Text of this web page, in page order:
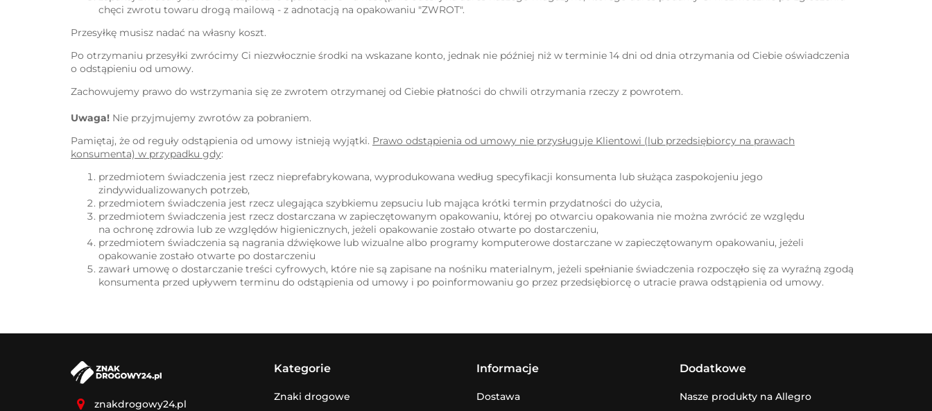
chęci zwrotu towaru drogą mailową - z adnotacją na opakowaniu "ZWROT".
Przesyłkę musisz nadać na własny koszt.
Po otrzymaniu przesyłki zwrócimy Ci niezwłocznie środki na wskazane konto, jednak nie później niż w terminie 14 dni od dnia otrzymania od Ciebie oświadczenia
o odstąpieniu od umowy.
Zachowujemy prawo do wstrzymania się ze zwrotem otrzymanej od Ciebie płatności do chwili otrzymania rzeczy z powrotem.
Uwaga! Nie przyjmujemy zwrotów za pobraniem.
Pamiętaj, że od reguły odstąpienia od umowy istnieją wyjątki. Prawo odstąpienia od umowy nie przysługuje Klientowi (lub przedsiębiorcy na prawach
konsumenta) w przypadku gdy:
przedmiotem świadczenia jest rzecz nieprefabrykowana, wyprodukowana według specyfikacji konsumenta lub służąca zaspokojeniu jego
zindywidualizowanych potrzeb,
przedmiotem świadczenia jest rzecz ulegająca szybkiemu zepsuciu lub mająca krótki termin przydatności do użycia,
przedmiotem świadczenia jest rzecz dostarczana w zapieczętowanym opakowaniu, której po otwarciu opakowania nie można zwrócić ze względu
na ochronę zdrowia lub ze względów higienicznych, jeżeli opakowanie zostało otwarte po dostarczeniu,
przedmiotem świadczenia są nagrania dźwiękowe lub wizualne albo programy komputerowe dostarczane w zapieczętowanym opakowaniu, jeżeli
opakowanie zostało otwarte po dostarczeniu
zawarł umowę o dostarczanie treści cyfrowych, które nie są zapisane na nośniku materialnym, jeżeli spełnianie świadczenia rozpoczęło się za wyraźną zgodą
konsumenta przed upływem terminu do odstąpienia od umowy i po poinformowaniu go przez przedsiębiorcę o utracie prawa odstąpienia od umowy.
znakdrogowy24.pl
Kategorie
Znaki drogowe
Informacje
Dostawa
Dodatkowe
Nasze produkty na Allegro